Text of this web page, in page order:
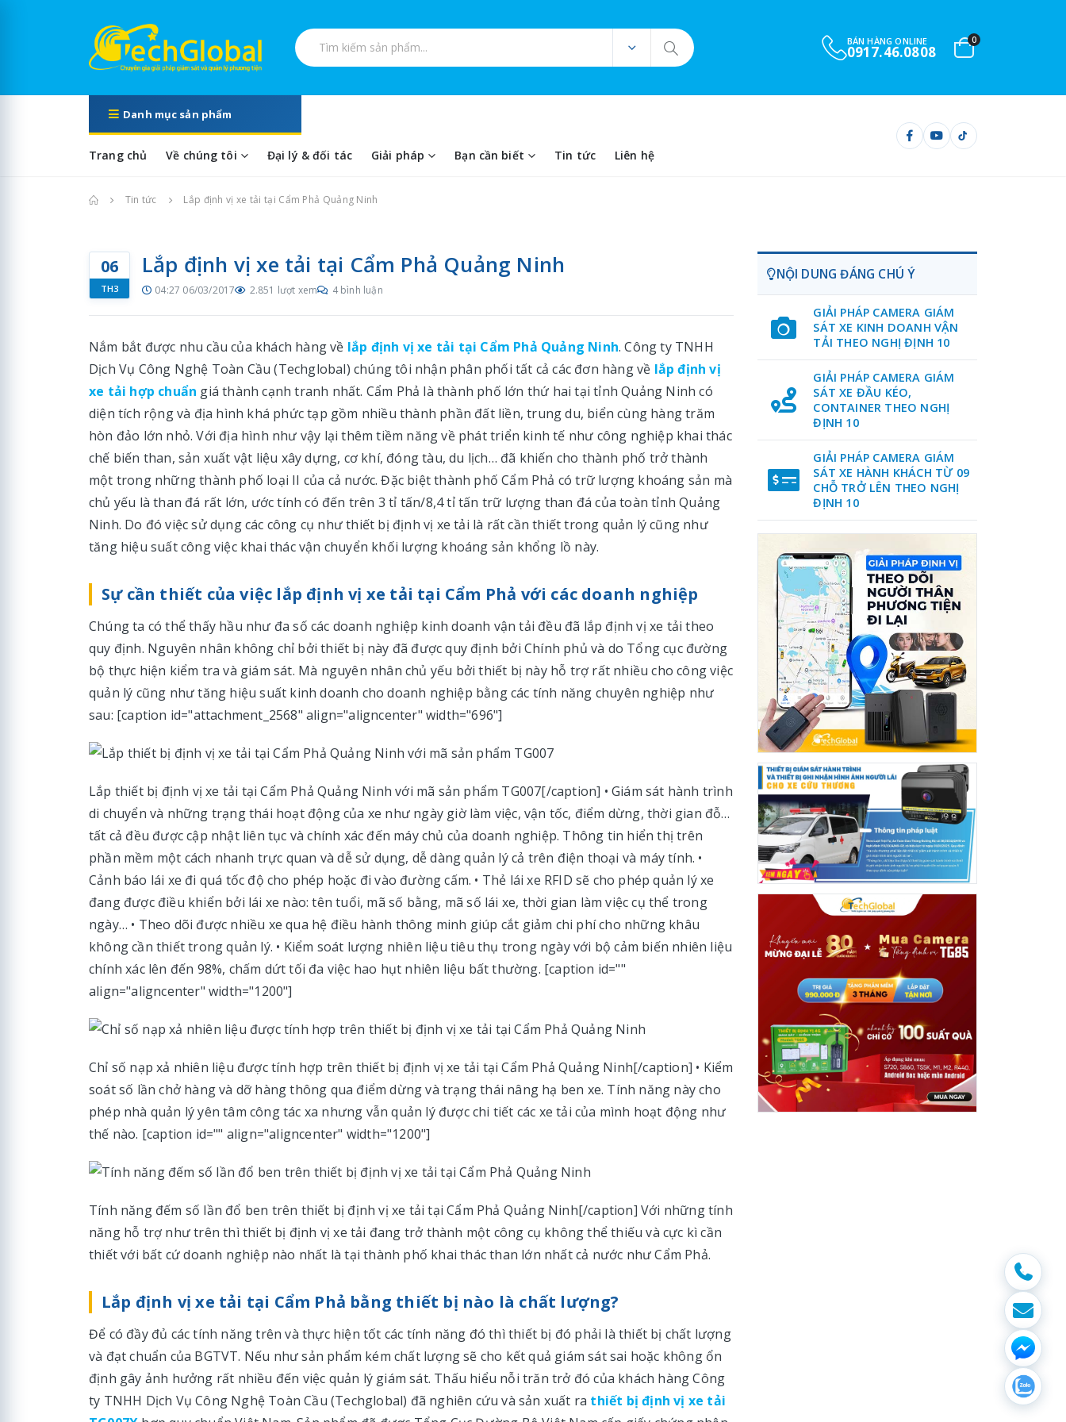
Tìm kiếm sản phẩm
BÁN HÀNG ONLINE
0917.46.0808
0
Danh mục sản phẩm
Trang chủ Về chúng tôi Đại lý & đối tác Giải pháp Bạn cần biết Tin tức Liên hệ
Trang chủ
Tin tức Lắp định vị xe tải tại Cẩm Phả Quảng Ninh
06
TH3
Lắp định vị xe tải tại Cẩm Phả Quảng Ninh
04:27 06/03/2017 2.851 lượt xem 4 bình luận
Nắm bắt được nhu cầu của khách hàng về lắp định vị xe tải tại Cẩm Phả Quảng Ninh. Công ty TNHH
Dịch Vụ Công Nghệ Toàn Cầu (Techglobal) chúng tôi nhận phân phối tất cả các đơn hàng về lắp định vị
xe tải hợp chuẩn giá thành cạnh tranh nhất. Cẩm Phả là thành phố lớn thứ hai tại tỉnh Quảng Ninh có
diện tích rộng và địa hình khá phức tạp gồm nhiều thành phần đất liền, trung du, biển cùng hàng trăm
hòn đảo lớn nhỏ. Với địa hình như vậy lại thêm tiềm năng về phát triển kinh tế như công nghiệp khai thác
chế biến than, sản xuất vật liệu xây dựng, cơ khí, đóng tàu, du lịch… đã khiến cho thành phố trở thành
một trong những thành phố loại II của cả nước. Đặc biệt thành phố Cẩm Phả có trữ lượng khoáng sản mà
chủ yếu là than đá rất lớn, ước tính có đến trên 3 tỉ tấn/8,4 tỉ tấn trữ lượng than đá của toàn tỉnh Quảng
Ninh. Do đó việc sử dụng các công cụ như thiết bị định vị xe tải là rất cần thiết trong quản lý cũng như
tăng hiệu suất công việc khai thác vận chuyển khối lượng khoáng sản khổng lồ này.
Sự cần thiết của việc lắp định vị xe tải tại Cẩm Phả với các doanh nghiệp
Chúng ta có thể thấy hầu như đa số các doanh nghiệp kinh doanh vận tải đều đã lắp định vị xe tải theo
quy định. Nguyên nhân không chỉ bởi thiết bị này đã được quy định bởi Chính phủ và do Tổng cục đường
bộ thực hiện kiểm tra và giám sát. Mà nguyên nhân chủ yếu bởi thiết bị này hỗ trợ rất nhiều cho công việc
quản lý cũng như tăng hiệu suất kinh doanh cho doanh nghiệp bằng các tính năng chuyên nghiệp như
sau: [caption id="attachment_2568" align="aligncenter" width="696"]
Lắp thiết bị định vị xe tải tại Cẩm Phả Quảng Ninh với mã sản phẩm TG007[/caption] • Giám sát hành trình
di chuyển và những trạng thái hoạt động của xe như ngày giờ làm việc, vận tốc, điểm dừng, thời gian đỗ…
tất cả đều được cập nhật liên tục và chính xác đến máy chủ của doanh nghiệp. Thông tin hiển thị trên
phần mềm một cách nhanh trực quan và dễ sử dụng, dễ dàng quản lý cả trên điện thoại và máy tính. •
Cảnh báo lái xe đi quá tốc độ cho phép hoặc đi vào đường cấm. • Thẻ lái xe RFID sẽ cho phép quản lý xe
đang được điều khiển bởi lái xe nào: tên tuổi, mã số bằng, mã số lái xe, thời gian làm việc cụ thể trong
ngày… • Theo dõi được nhiều xe qua hệ điều hành thông minh giúp cắt giảm chi phí cho những khâu
không cần thiết trong quản lý. • Kiểm soát lượng nhiên liệu tiêu thụ trong ngày với bộ cảm biến nhiên liệu
chính xác lên đến 98%, chấm dứt tối đa việc hao hụt nhiên liệu bất thường. [caption id=""
align="aligncenter" width="1200"]
Chỉ số nạp xả nhiên liệu được tính hợp trên thiết bị định vị xe tải tại Cẩm Phả Quảng Ninh[/caption] • Kiểm
soát số lần chở hàng và dỡ hàng thông qua điểm dừng và trạng thái nâng hạ ben xe. Tính năng này cho
phép nhà quản lý yên tâm công tác xa nhưng vẫn quản lý được chi tiết các xe tải của mình hoạt động như
thế nào. [caption id="" align="aligncenter" width="1200"]
Tính năng đếm số lần đổ ben trên thiết bị định vị xe tải tại Cẩm Phả Quảng Ninh[/caption] Với những tính
năng hỗ trợ như trên thì thiết bị định vị xe tải đang trở thành một công cụ không thể thiếu và cực kì cần
thiết với bất cứ doanh nghiệp nào nhất là tại thành phố khai thác than lớn nhất cả nước như Cẩm Phả.
Lắp định vị xe tải tại Cẩm Phả bằng thiết bị nào là chất lượng?
Để có đầy đủ các tính năng trên và thực hiện tốt các tính năng đó thì thiết bị đó phải là thiết bị chất lượng
và đạt chuẩn của BGTVT. Nếu như sản phẩm kém chất lượng sẽ cho kết quả giám sát sai hoặc không ổn
định gây ảnh hưởng rất nhiều đến việc quản lý giám sát. Thấu hiểu nỗi trăn trở đó của khách hàng Công
ty TNHH Dịch Vụ Công Nghệ Toàn Cầu (Techglobal) đã nghiên cứu và sản xuất ra thiết bị định vị xe tải
NỘI DUNG ĐÁNG CHÚ Ý
GIẢI PHÁP CAMERA GIÁM
SÁT XE KINH DOANH VẬN
TẢI THEO NGHỊ ĐỊNH 10
GIẢI PHÁP CAMERA GIÁM
SÁT XE ĐẦU KÉO,
CONTAINER THEO NGHỊ
ĐỊNH 10
GIẢI PHÁP CAMERA GIÁM
SÁT XE HÀNH KHÁCH TỪ 09
CHỖ TRỞ LÊN THEO NGHỊ
ĐỊNH 10